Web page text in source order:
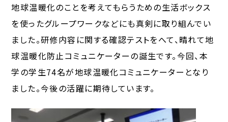
地球温暖化のことを考えてもらうための生活ボックス
を使ったグループワークなどにも真剣に取り組んでい
ました。研修内容に関する確認テストをへて、晴れて地
球温暖化防止コミュニケーターの誕生です。今回、本
学の学生74名が地球温暖化コミュニケーターとなり
ました。今後の活躍に期待しています。